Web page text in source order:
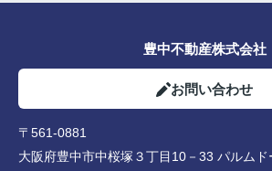
豊中不動産株式会社
お問い合わせ
〒561-0881
大阪府豊中市中桜塚３丁目10－33 パルム